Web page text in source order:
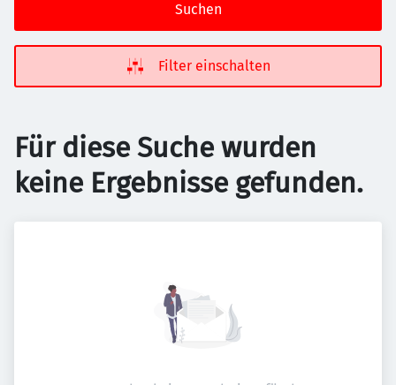
Suchen
Filter einschalten
Für diese Suche wurden
keine Ergebnisse gefunden.